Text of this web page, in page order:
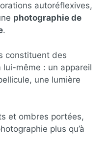
autoréflexives,
photographie de
.
constituent des
lui-même : un appareil
une lumière
et ombres portées,
plus qu’à